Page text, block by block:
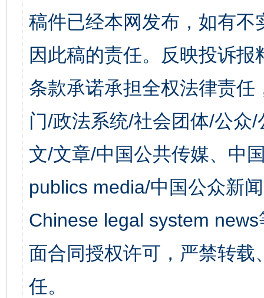
稿件已经本网发布，如有
因此稿的责任。反映投诉
条款承诺承担全权法律责
门/政法系统/社会团体/公众
文/文章/中国公共传媒、中
publics media/中国公众新
Chinese legal system
面合同授权许可，严禁转
任。